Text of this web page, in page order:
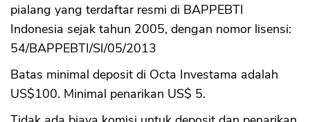
pialang yang terdaftar resmi di BAPPEBTI
Indonesia sejak tahun 2005, dengan nomor lisensi:
54/BAPPEBTI/SI/05/2013
Batas minimal deposit di Octa Investama adalah
US$100. Minimal penarikan US$ 5.